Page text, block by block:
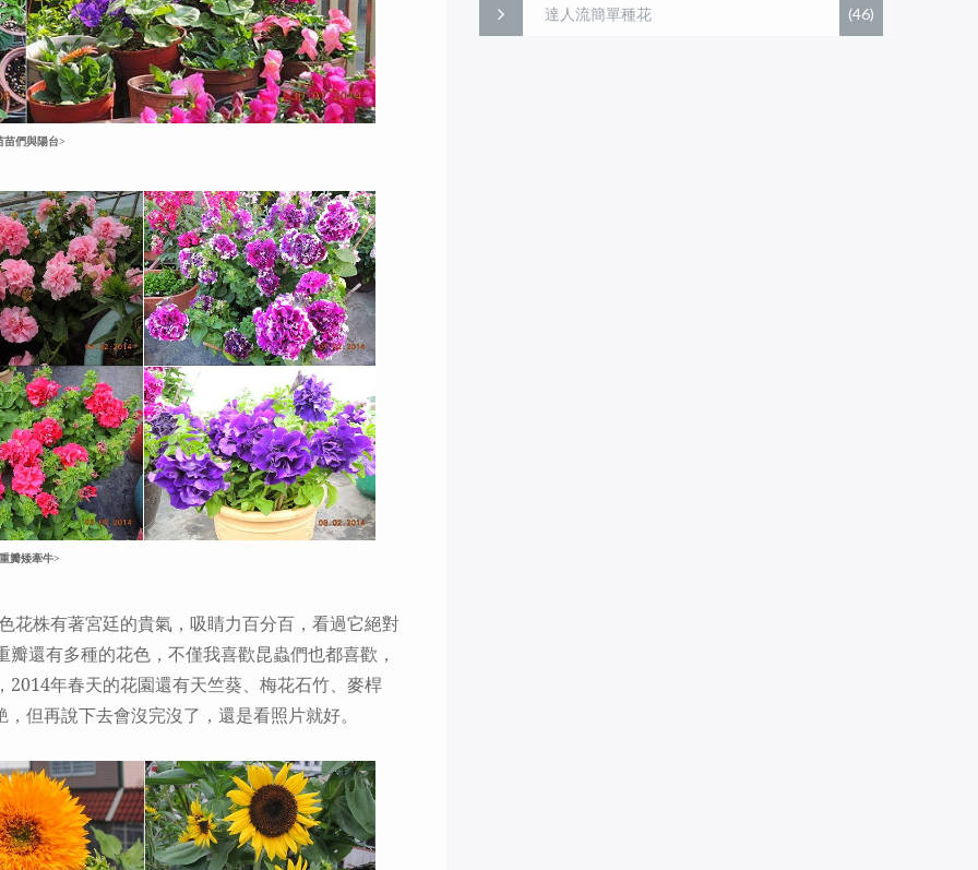
苗們與陽台>
瓣矮牽牛>
花株有著宮廷的貴氣，吸睛力百分百，看過它絕對
還有多種的花色，不僅我喜歡昆蟲們也都喜歡，
2014年春天的花園還有天竺葵、梅花石竹、麥桿
但再說下去會沒完沒了，還是看照片就好。
達人流簡單種花 (46)